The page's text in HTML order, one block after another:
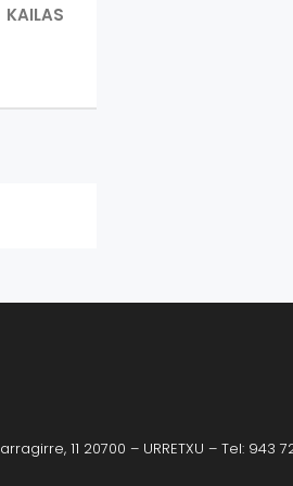
KAILAS
11 20700 – URRETXU – Tel: 943